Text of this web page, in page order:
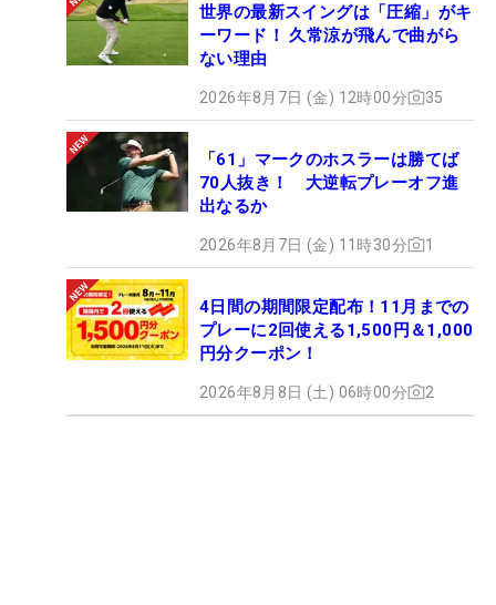
世界の最新スイングは「圧縮」がキ
ーワード！ 久常涼が飛んで曲がら
ない理由
2026年8月7日 (金) 12時00分 35
「61」マークのホスラーは勝てば
70人抜き！ 大逆転プレーオフ進
出なるか
2026年8月7日 (金) 11時30分 1
4日間の期間限定配布！11月までの
プレーに2回使える1,500円＆1,000
円分クーポン！
2026年8月8日 (土) 06時00分 2